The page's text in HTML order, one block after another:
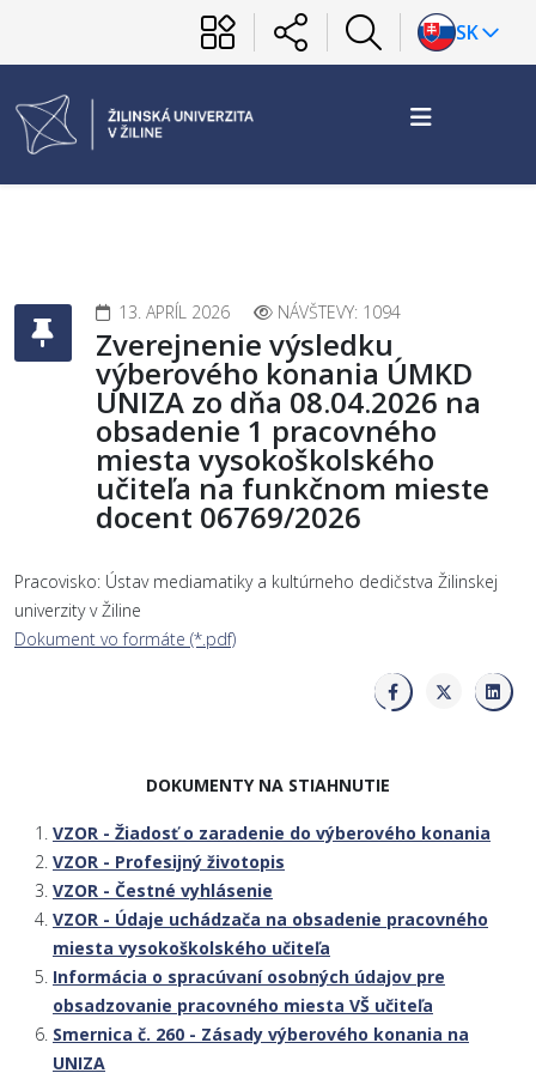
SK
13. APRÍL 2026 NÁVŠTEVY: 1094
Zverejnenie výsledku
výberového konania ÚMKD
UNIZA zo dňa 08.04.2026 na
obsadenie 1 pracovného
miesta vysokoškolského
učiteľa na funkčnom mieste
docent 06769/2026
Pracovisko: Ústav mediamatiky a kultúrneho dedičstva Žilinskej
univerzity v Žiline
Dokument vo formáte (*.pdf)
DOKUMENTY NA STIAHNUTIE
VZOR - Žiadosť o zaradenie do výberového konania
VZOR - Profesijný životopis
VZOR - Čestné vyhlásenie
VZOR - Údaje uchádzača na obsadenie pracovného
miesta vysokoškolského učiteľa
Informácia o spracúvaní osobných údajov pre
obsadzovanie pracovného miesta VŠ učiteľa
Smernica č. 260 - Zásady výberového konania na
UNIZA